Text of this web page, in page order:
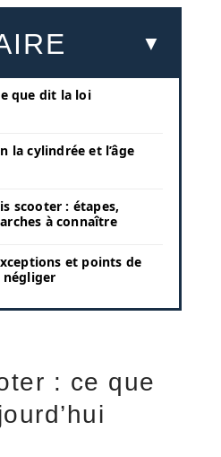
que dit la loi
la cylindrée et l’âge
scooter : étapes,
à connaître
et points de
négliger
: ce que